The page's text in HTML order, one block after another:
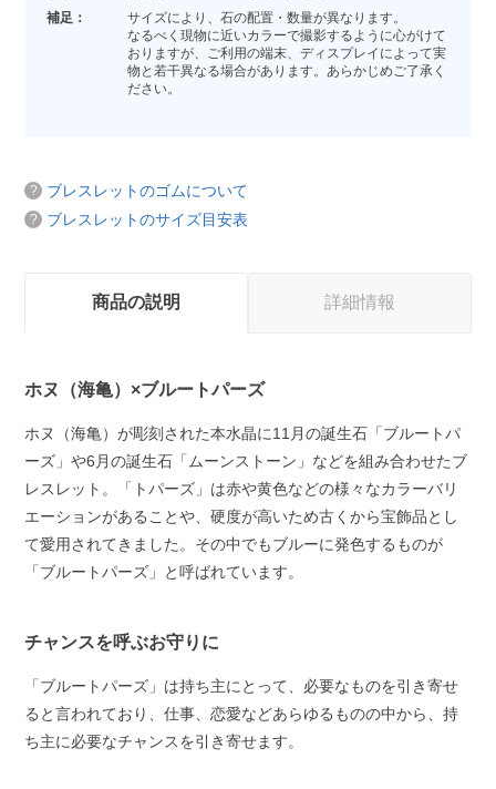
補足：
サイズにより、石の配置・数量が異なります。
なるべく現物に近いカラーで撮影するように心がけて
おりますが、ご利用の端末、ディスプレイによって実
物と若干異なる場合があります。あらかじめご了承く
ださい。
ブレスレットのゴムについて
ブレスレットのサイズ目安表
商品の説明 詳細情報
ホヌ（海亀）×ブルートパーズ
ホヌ（海亀）が彫刻された本水晶に11月の誕生石「ブルートパ
ーズ」や6月の誕生石「ムーンストーン」などを組み合わせたブ
レスレット。「トパーズ」は赤や黄色などの様々なカラーバリ
エーションがあることや、硬度が高いため古くから宝飾品とし
て愛用されてきました。その中でもブルーに発色するものが
「ブルートパーズ」と呼ばれています。
チャンスを呼ぶお守りに
「ブルートパーズ」は持ち主にとって、必要なものを引き寄せ
ると言われており、仕事、恋愛などあらゆるものの中から、持
ち主に必要なチャンスを引き寄せます。